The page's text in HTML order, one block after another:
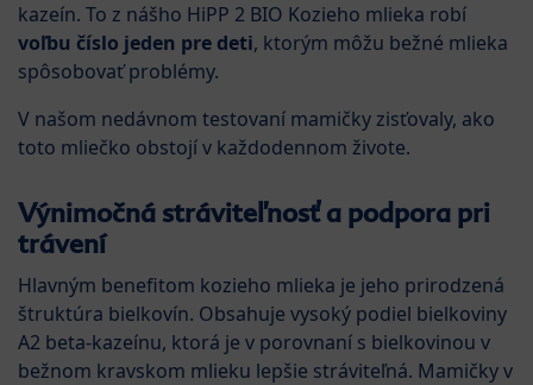
kazeín. To z nášho HiPP 2 BIO Kozieho mlieka robí
voľbu číslo jeden pre deti, ktorým môžu bežné mlieka
spôsobovať problémy.
V našom nedávnom testovaní mamičky zisťovaly, ako
toto mliečko obstojí v každodennom živote.
Výnimočná stráviteľnosť a podpora pri
trávení
Hlavným benefitom kozieho mlieka je jeho prirodzená
štruktúra bielkovín. Obsahuje vysoký podiel bielkoviny
A2 beta-kazeínu, ktorá je v porovnaní s bielkovinou v
bežnom kravskom mlieku lepšie stráviteľná. Mamičky v